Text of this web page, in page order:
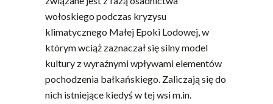
wołoskiego podczas kryzysu
klimatycznego Małej Epoki Lodowej, w
którym wciąż zaznaczał się silny model
kultury z wyraźnymi wpływami elementów
pochodzenia bałkańskiego. Zaliczają się do
nich istniejące kiedyś w tej wsi m.in.